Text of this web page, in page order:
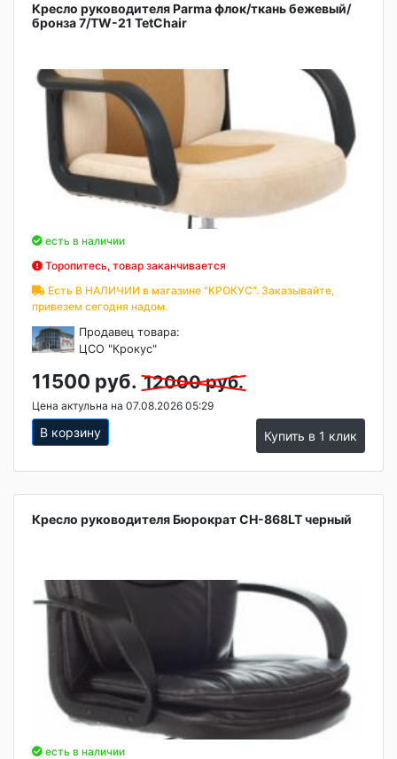
Кресло руководителя Parma флок/ткань бежевый/
бронза 7/TW-21 TetChair
есть в наличии
Торопитесь, товар заканчивается
Есть В НАЛИЧИИ в магазине "КРОКУС". Заказывайте,
привезем сегодня надом.
Продавец товара:
ЦСО "Крокус"
11500 руб. 12000 руб.
Цена актульна на 07.08.2026 05:29
В корзину Купить в 1 клик
Кресло руководителя Бюрократ CH-868LT черный
есть в наличии